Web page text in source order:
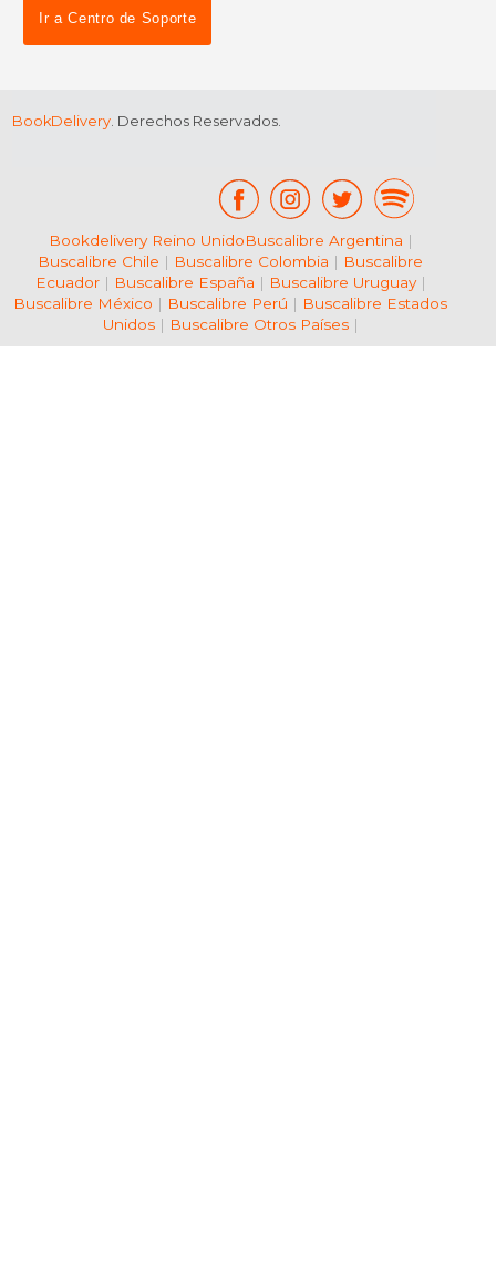
Ir a Centro de Soporte
BookDelivery. Derechos Reservados.
Bookdelivery Reino UnidoBuscalibre Argentina |
Buscalibre Chile | Buscalibre Colombia | Buscalibre
Ecuador| Buscalibre España | Buscalibre Uruguay|
Buscalibre México | Buscalibre Perú | Buscalibre Estados
Unidos| Buscalibre Otros Países|